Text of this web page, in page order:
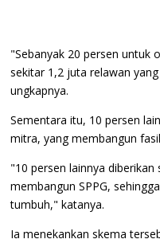
"Sebanyak 20 persen untuk
sekitar 1,2 juta relawan
ungkapnya.
Sementara itu, 10 persen
mitra, yang membangun
"10 persen lainnya
membangun SPPG,
tumbuh," katanya.
Ia menekankan skema